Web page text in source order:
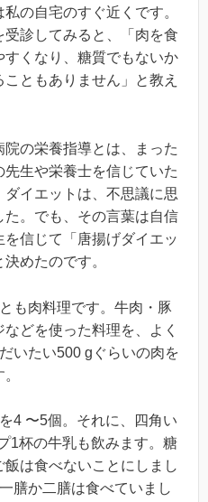
の自宅のすぐ近くです。
診してみると、「肉を食
くなり、糖質でもないか
ともありません」と教え
の栄養指導とは、まった
生や栄養士を信じていた
イエットは、不思議に思
た。でも、その言葉は自信
信じて「唐揚げダイエッ
めたのです。
も肉料理です。牛肉・豚
どを使った料理を、よく
いたい500 gぐらいの肉を
4 〜5個。それに、四角い
1杯の牛乳も飲みます。糖
は食べないことにしまし
膳か二膳は食べていまし